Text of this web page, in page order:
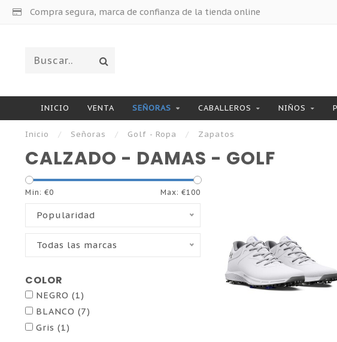
Compra segura, marca de confianza de la tienda online
INICIO VENTA SEÑORAS CABALLEROS NIÑOS
Inicio / Señoras / Golf - Ropa / Zapatos
CALZADO - DAMAS - GOLF
Min: €0 Max: €100
Popularidad
Todas las marcas
COLOR
NEGRO (1)
BLANCO (7)
Gris (1)